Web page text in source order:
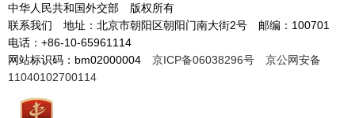
中华人民共和国外交部 版权所有
联系我们 地址：北京市朝阳区朝阳门南大街2号 邮编：100701
电话：+86-10-65961114
网站标识码：bm02000004 京ICP备06038296号
京公网安备
11040102700114